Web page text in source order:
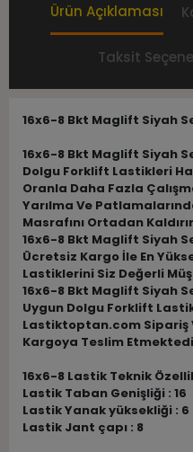
Ürün Açıklaması
Taksit
16x6-8 Bkt Maglift Siyah
16x6-8 Bkt Maglift Siyah
Dolgu Forklift Lastikleri
Oranla Daha Fazla
Yarılma Ve
Masrafını Ortadan Kaldırır
16x6-8 Bkt Maglift Siyah
Ücretsiz Kargo İle En
Lastiklerini Siz Değerli
16x6-8 Bkt Maglift Siyah
Uygun Dolgu Forklift
Lastiktoptan.com Sipariş
Kargoya Teslim
16x6-8 Lastik Teknik
Lastik Taban Genişliği : 16
Lastik Yanak yüksekliği : 6
Lastik Jant çapı : 8